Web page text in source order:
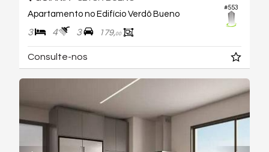
#553
Apartamento no Edifício Verdô Bueno
3 4 3 179,00
Consulte-nos